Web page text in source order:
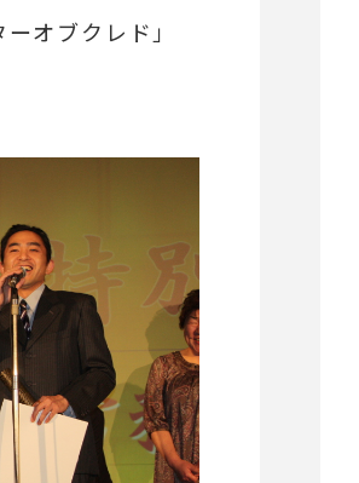
オブクレド」